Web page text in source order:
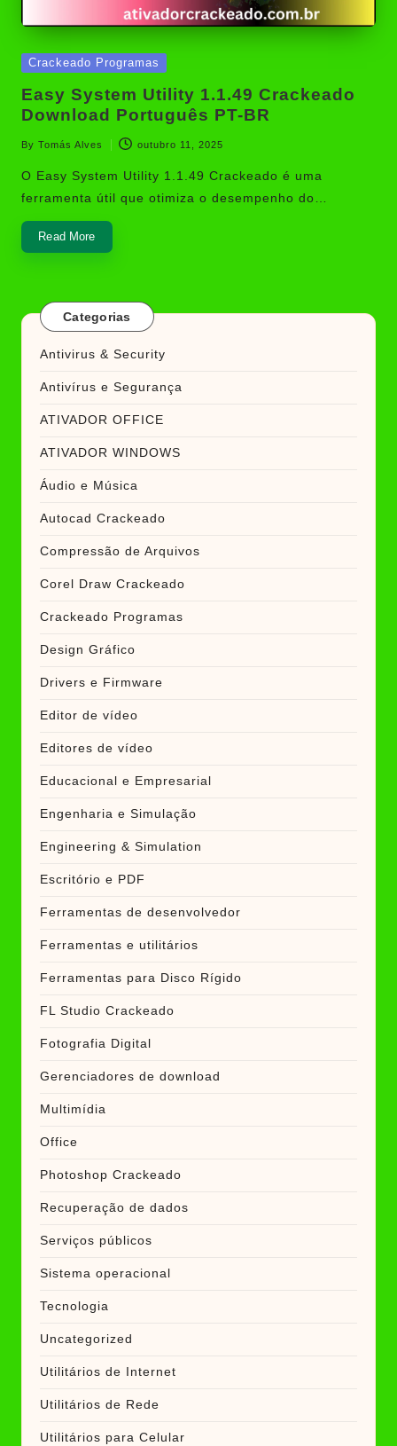
Posted
Crackeado Programas
Easy System Utility 1.1.49 Crackeado
Download Português PT-BR
Posted
by
By Tomás Alves outubro 11, 2025
O Easy System Utility 1.1.49 Crackeado é uma
ferramenta útil que otimiza o desempenho do…
Read More
Categorias
Antivirus & Security
Antivírus e Segurança
ATIVADOR OFFICE
ATIVADOR WINDOWS
Áudio e Música
Autocad Crackeado
Compressão de Arquivos
Corel Draw Crackeado
Crackeado Programas
Design Gráfico
Drivers e Firmware
Editor de vídeo
Editores de vídeo
Educacional e Empresarial
Engenharia e Simulação
Engineering & Simulation
Escritório e PDF
Ferramentas de desenvolvedor
Ferramentas e utilitários
Ferramentas para Disco Rígido
FL Studio Crackeado
Fotografia Digital
Gerenciadores de download
Multimídia
Office
Photoshop Crackeado
Recuperação de dados
Serviços públicos
Sistema operacional
Tecnologia
Uncategorized
Utilitários de Internet
Utilitários de Rede
Utilitários para Celular